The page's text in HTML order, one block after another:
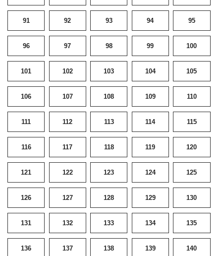
91 92 93 94 95
96 97 98 99 100
101 102 103 104 105
106 107 108 109 110
111 112 113 114 115
116 117 118 119 120
121 122 123 124 125
126 127 128 129 130
131 132 133 134 135
136 137 138 139 140